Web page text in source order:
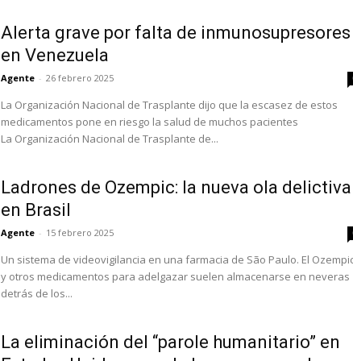
Alerta grave por falta de inmunosupresores
en Venezuela
Agente - 26 febrero 2025
La Organización Nacional de Trasplante dijo que la escasez de estos
medicamentos pone en riesgo la salud de muchos pacientes
La Organización Nacional de Trasplante de...
Ladrones de Ozempic: la nueva ola delictiva
en Brasil
Agente - 15 febrero 2025
Un sistema de videovigilancia en una farmacia de São Paulo. El
y otros medicamentos para adelgazar suelen almacenarse en neveras
detrás de los...
La eliminación del “parole humanitario” en